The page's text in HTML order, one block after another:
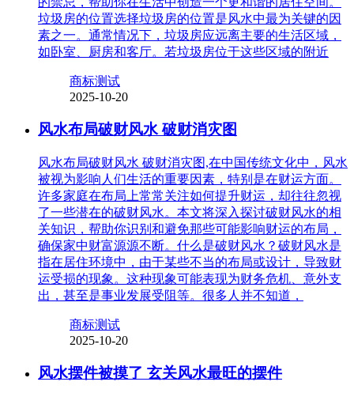
垃圾房的位置选择垃圾房的位置是风水中最为关键的因
素之一。通常情况下，垃圾房应远离主要的生活区域，
如卧室、厨房和客厅。若垃圾房位于这些区域的附近
商标测试
2025-10-20
风水布局破财风水 破财消灾图
风水布局破财风水 破财消灾图,在中国传统文化中，风水
被视为影响人们生活的重要因素，特别是在财运方面。
许多家庭在布局上常常关注如何提升财运，却往往忽视
了一些潜在的破财风水。本文将深入探讨破财风水的相
关知识，帮助你识别和避免那些可能影响财运的布局，
确保家中财富源源不断。什么是破财风水？破财风水是
指在居住环境中，由于某些不当的布局或设计，导致财
运受损的现象。这种现象可能表现为财务危机、意外支
出，甚至是事业发展受阻等。很多人并不知道，
商标测试
2025-10-20
风水摆件被摸了 玄关风水最旺的摆件